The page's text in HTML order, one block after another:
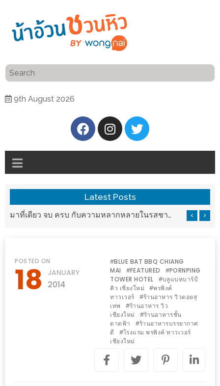
9th August 2026
แนะนำ
อ้วน
ความ
เป็น
ศิริ
ปัน
นาฯ
เชียงใหม่
เล่น
กัน
Latest Posts
มาที่เดียว จบ ครบ กับความหลากหลายในรสชาติที่นำมาจากทั่วเมืองจีนที่ HAN The Chinese Cuisine
POSTED ON
18 JANUARY
2014
#BLUE BAT BBQ CHIANG
MAI
#FEATURED #PORNPING
TOWER HOTEL
#บลูแบทบาร์บี
คิว เชียงใหม่
#พรพิงค์
ทาวเวอร์
#ร้านอาหาร วิวดอยสุ
เทพ
#ร้านอาหาร วิว
เชียงใหม่
#ร้านอาหารชั้น
ดาดฟ้า
#ร้านอาหารบรรยากาศ
ดี
#โรงแรม พรพิงค์ ทาวเวอร์
เชียงใหม่